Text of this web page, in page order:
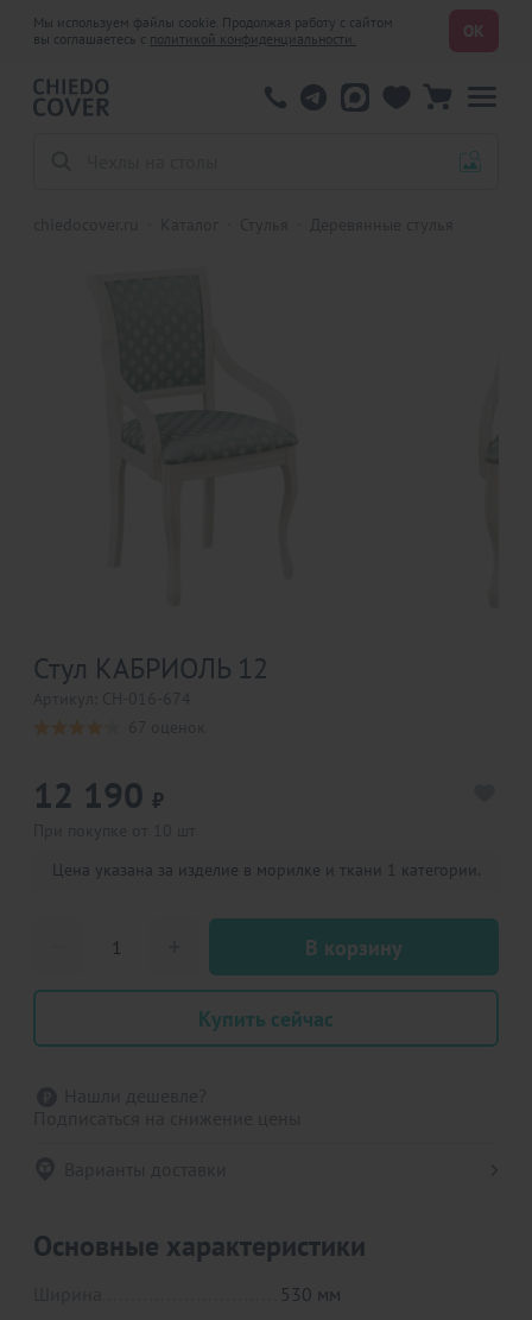
Мы используем файлы cookie. Продолжая работу с сайтом
вы соглашаетесь с политикой конфиденциальности. ОК
Стул КАБРИОЛЬ 12
12 190 ₽
Цена указана за изделие в морилке и ткани 1 категории.
В корзину
Купить сейчас
Основные характеристики
530 мм